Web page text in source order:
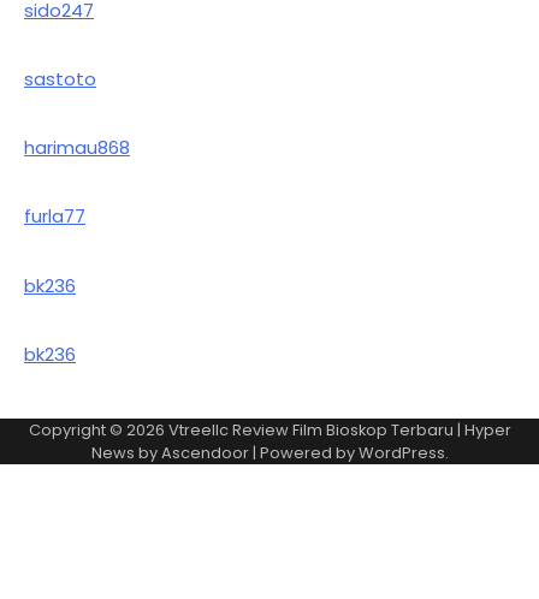
sido247
sastoto
harimau868
furla77
bk236
bk236
Copyright © 2026 Vtreellc Review Film Bioskop Terbaru | Hyper
News byAscendoor| Powered byWordPress.